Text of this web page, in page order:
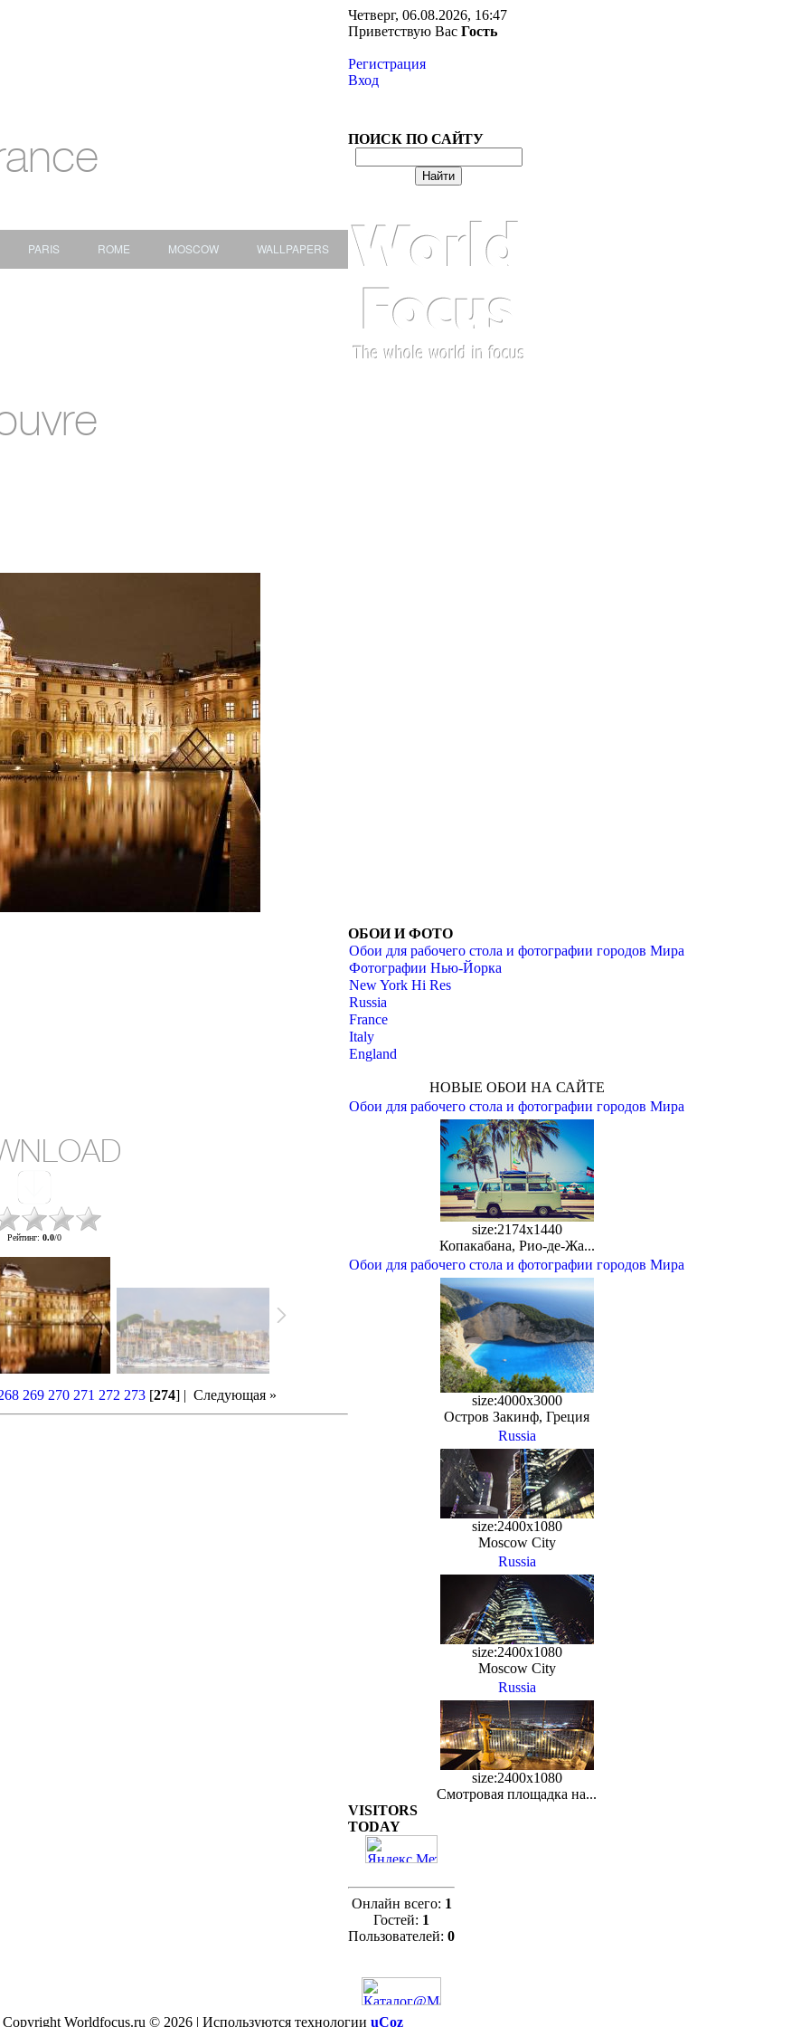
Четверг, 06.08.2026, 16:47
Приветствую Вас Гость
Регистрация
Вход
PARIS ROME MOSCOW WALLPAPERS
Рейтинг: 0.0/0
269 270 271 272 273[274] | Следующая »
ПОИСК ПО САЙТУ
ОБОИ И ФОТО
Обои для рабочего стола и фотографии городов Мира
Фотографии Нью-Йорка
New York Hi Res
Russia
France
Italy
England
НОВЫЕ ОБОИ НА САЙТЕ
Обои для рабочего стола и фотографии городов Мира
size:2174x1440
Копакабана, Рио-де-Жа...
Обои для рабочего стола и фотографии городов Мира
size:4000x3000
Остров Закинф, Греция
Russia
size:2400x1080
Moscow City
Russia
size:2400x1080
Moscow City
Russia
size:2400x1080
Смотровая площадка на...
VISITORS
TODAY
Онлайн всего: 1
Гостей: 1
Пользователей: 0
Copyright Worldfocus.ru © 2026| Используются технологии uCoz